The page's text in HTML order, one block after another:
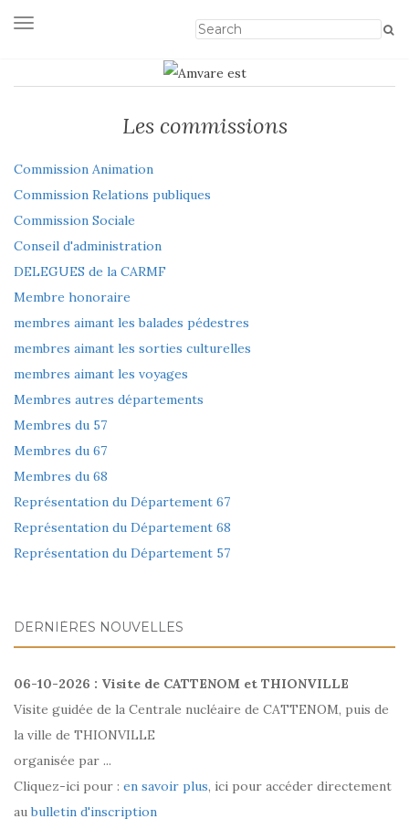
Afficher/masquer la navigation
Les commissions
Commission Animation
Commission Relations publiques
Commission Sociale
Conseil d'administration
DELEGUES de la CARMF
Membre honoraire
membres aimant les balades pédestres
membres aimant les sorties culturelles
membres aimant les voyages
Membres autres départements
Membres du 57
Membres du 67
Membres du 68
Représentation du Département 67
Représentation du Département 68
Représentation du Département 57
DERNIÈRES NOUVELLES
06-10-2026 : Visite de CATTENOM et THIONVILLE
Visite guidée de la Centrale nucléaire de CATTENOM, puis de
la ville de THIONVILLE
organisée par ...
Cliquez-ici pour : en savoir plus, ici pour accéder directement
aubulletin d'inscription